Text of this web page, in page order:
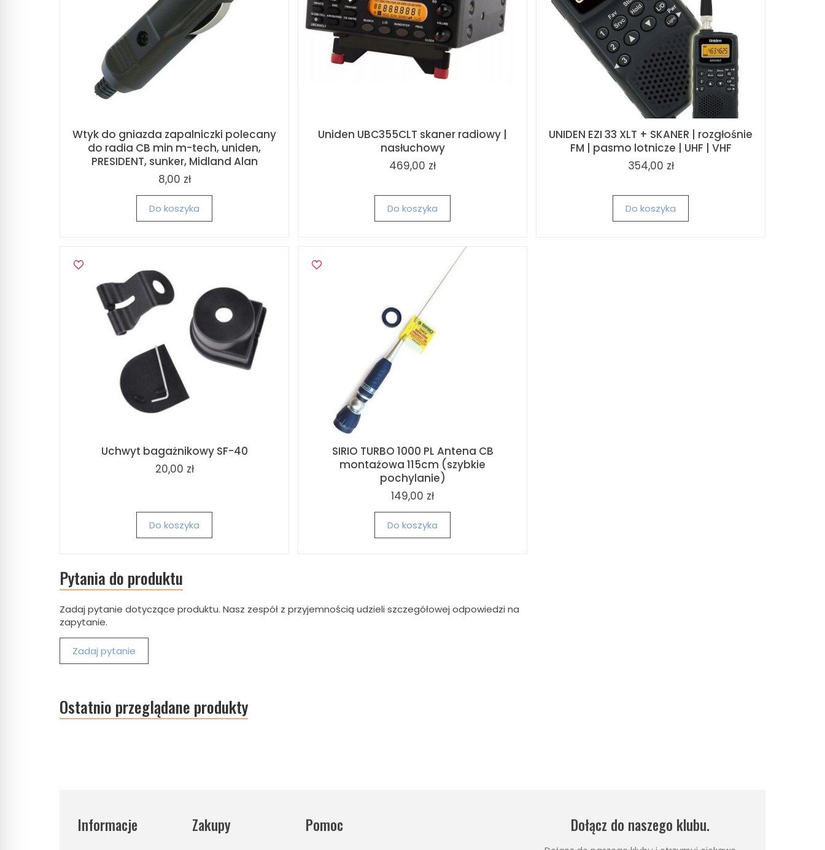
Wtyk do gniazda zapalniczki polecany
do radia CB min m-tech, uniden,
PRESIDENT, sunker, Midland Alan
8,00 zł
Do koszyka
Uniden UBC355CLT skaner radiowy |
nasłuchowy
469,00 zł
Do koszyka
UNIDEN EZI 33 XLT + SKANER | rozgłośnie
FM | pasmo lotnicze | UHF | VHF
354,00 zł
Do koszyka
Uchwyt bagażnikowy SF-40
20,00 zł
Do koszyka
SIRIO TURBO 1000 PL Antena CB
montażowa 115cm (szybkie
pochylanie)
149,00 zł
Do koszyka
Pytania do produktu
Zadaj pytanie dotyczące produktu. Nasz zespół z przyjemnością udzieli szczegółowej odpowiedzi na
zapytanie.
Zadaj pytanie
Ostatnio przeglądane produkty
Informacje Zakupy Pomoc Dołącz do naszego klubu.